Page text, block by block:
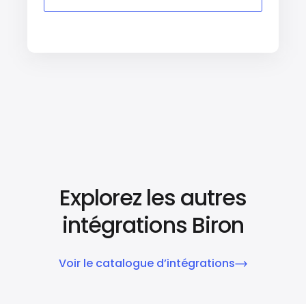
Explorez les autres
intégrations Biron
Voir le catalogue d’intégrations